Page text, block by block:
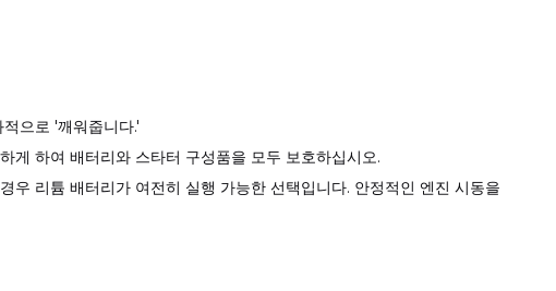
으로 '깨워줍니다.'
게 하여 배터리와 스타터 구성품을 모두 보호하십시오.
리튬 배터리가 여전히 실행 가능한 선택입니다. 안정적인 엔진 시동을